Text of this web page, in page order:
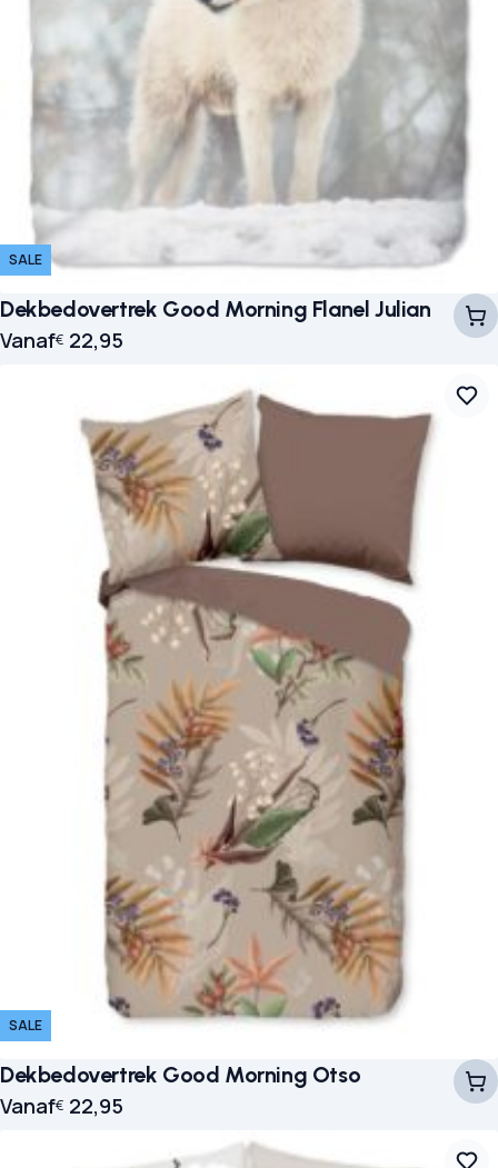
SALE
Dekbedovertrek Good Morning Flanel Julian
Vanaf€ 22,95
SALE
Dekbedovertrek Good Morning Otso
Vanaf€ 22,95